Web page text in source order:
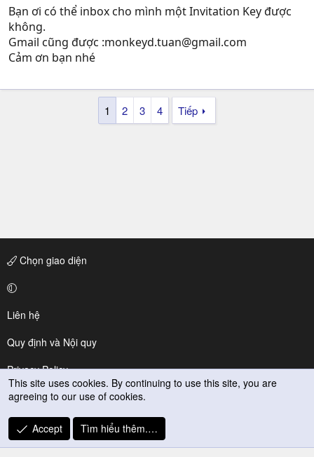
Bạn ơi có thể inbox cho mình một Invitation Key được
không.
Gmail cũng được :monkeyd.tuan@gmail.com
Cảm ơn bạn nhé
1 2 3 4 Tiếp
Chọn giao diện
Liên hệ
Quy định và Nội quy
Privacy Policy
Trợ giúp
R
S
This site uses cookies. By continuing to use this site, you are
agreeing to our use of cookies.
Accept Tìm hiểu thêm.…